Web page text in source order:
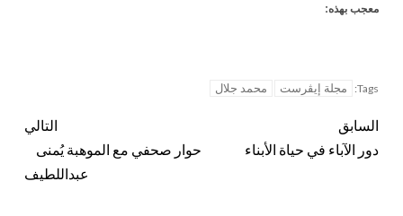
معجب بهذه:
Tags: مجلة إيڤرست محمد جلال
السابق
دور الآباء في حياة الأبناء
التالي
حوار صحفي مع الموهبة يُمنى
عبداللطيف